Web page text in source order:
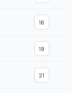
16
19
21